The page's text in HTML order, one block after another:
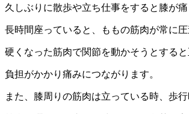
久しぶりに散歩や立ち仕事をすると膝が
長時間座っていると、ももの筋肉が常に
硬くなった筋肉で関節を動かそうとする
負担がかかり痛みにつながります。
また、膝周りの筋肉は立っている時、歩